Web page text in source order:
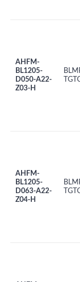
AHFM-
BL1205-
D050-A22-
Z03-H
AHFM-
BL1205-
D063-A22-
Z04-H